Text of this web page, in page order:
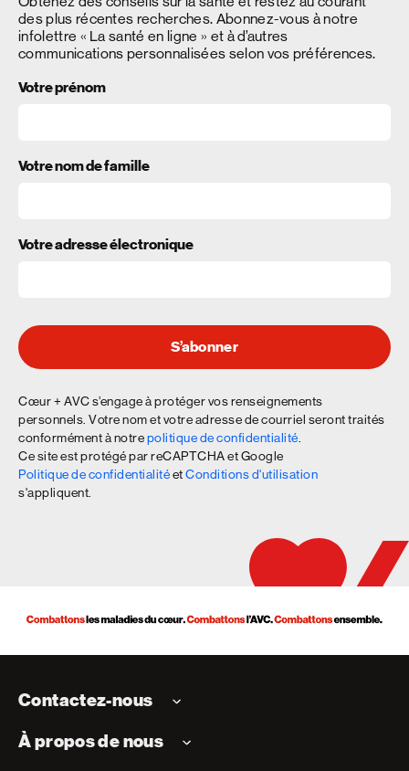
des plus récentes recherches. Abonnez-vous à notre
infolettre « La santé en ligne » et à d’autres
communications personnalisées selon vos préférences.
Votre prénom
Votre nom de famille
Votre adresse électronique
S’abonner
Cœur + AVC s’engage à protéger vos renseignements
personnels. Votre nom et votre adresse de courriel seront traités
conformément à notrepolitique de confidentialité
Ce site est protégé par reCAPTCHA et Google
Politique de confidentialitéetConditions d'utilisation
s'appliquent.
Contactez-nous
À propos de nous